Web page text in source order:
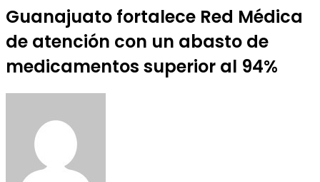
Guanajuato fortalece Red Médica
de atención con un abasto de
medicamentos superior al 94%